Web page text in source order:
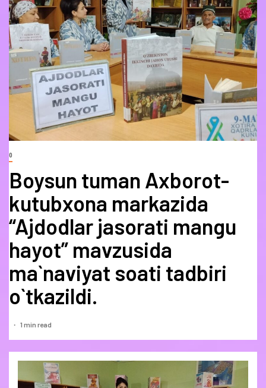
0
Boysun tuman Axborot-
kutubxona markazida
“Ajdodlar jasorati mangu
hayot” mavzusida
ma`naviyat soati tadbiri
o`tkazildi.
1 min read